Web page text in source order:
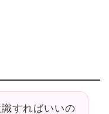
すればいいの